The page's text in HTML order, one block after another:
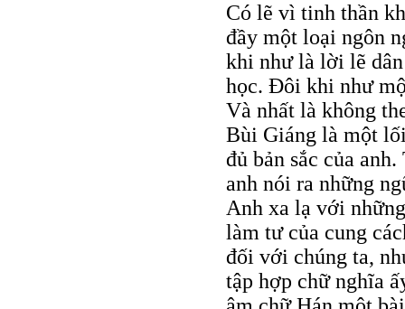
Có lẽ vì tinh thần
đầy một loại ngôn
khi như là lời lẽ
học. Ðôi khi như
Và nhất là không
Bùi Giáng là một
đủ bản sắc của
anh nói ra những
Anh xa lạ với
làm tư của cung
đối với chúng ta,
tập hợp chữ nghĩa